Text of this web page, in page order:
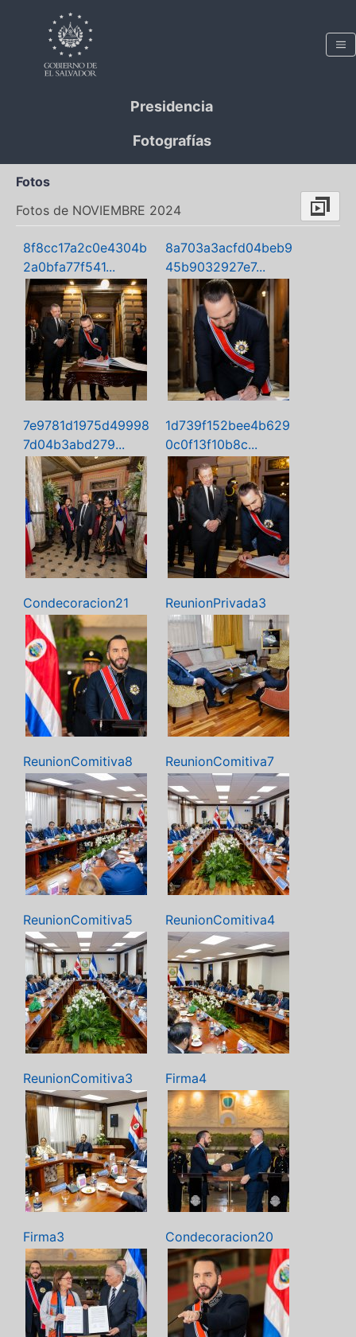
Presidencia
Fotografías
Fotos
Fotos de NOVIEMBRE 2024
8f8cc17a2c0e4304b
2a0bfa77f541...
8a703a3acfd04beb9
45b9032927e7...
7e9781d1975d49998
7d04b3abd279...
1d739f152bee4b629
0c0f13f10b8c...
Condecoracion21 ReunionPrivada3
ReunionComitiva8 ReunionComitiva7
ReunionComitiva5 ReunionComitiva4
ReunionComitiva3 Firma4
Firma3 Condecoracion20